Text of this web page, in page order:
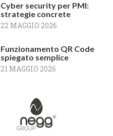
Cyber security per PMI:
strategie concrete
22 MAGGIO 2026
Funzionamento QR Code
spiegato semplice
21 MAGGIO 2026